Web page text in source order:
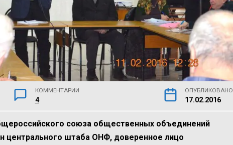
КОММЕНТАРИИ
4
ОПУБЛИКОВАНО
17.02.2016
союза общественных объединений
центрального штаба ОНФ, доверенное лицо